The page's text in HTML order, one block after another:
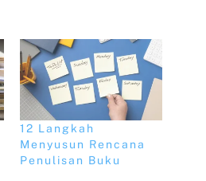
12 Langkah
Menyusun Rencana
Penulisan Buku